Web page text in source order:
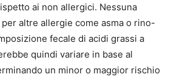
ai non allergici. Nessuna
altre allergie come asma o rino-
fecale di acidi grassi a
quindi variare in base al
un minor o maggior rischio